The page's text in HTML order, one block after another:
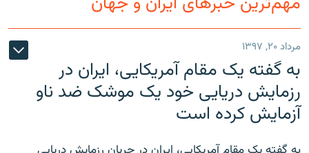
مرداد ۲۰, ۱۳۹۷
به گفته یک مقام آمریکایی، ایران در
رزمایش دریایی خود یک موشک ضد ناو
آزمایش کرده است